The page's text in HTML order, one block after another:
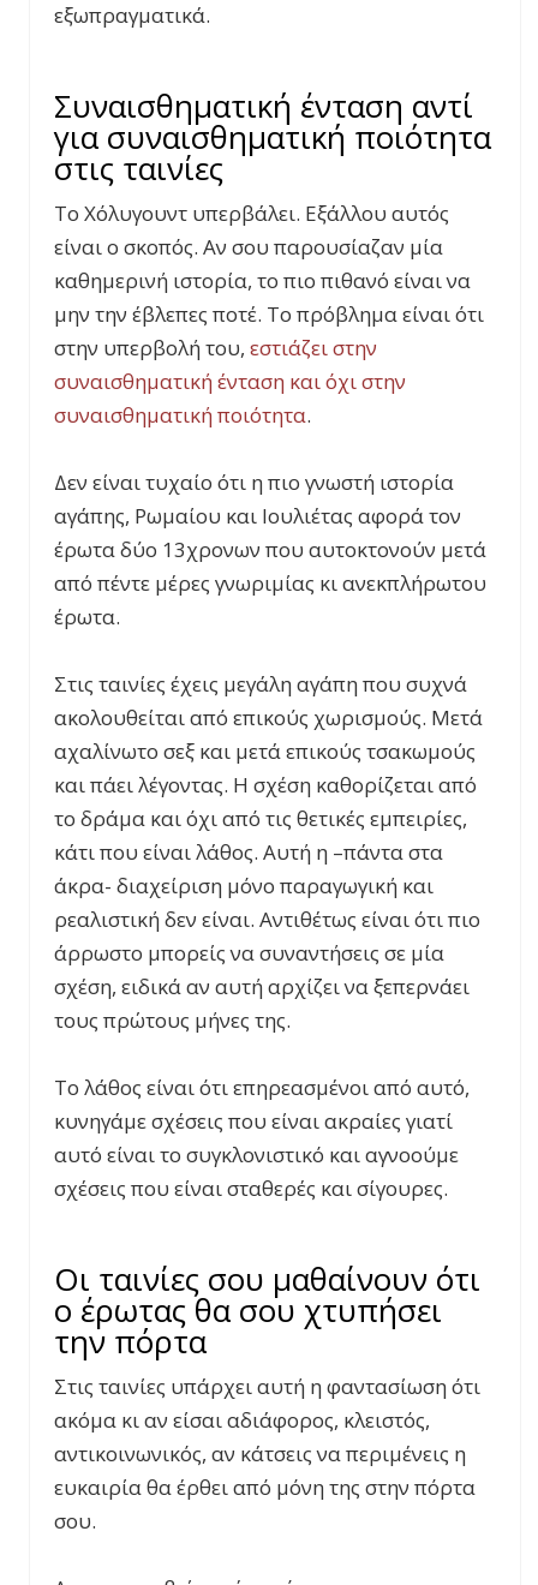
εξωπραγματικά.
Συναισθηματική ένταση αντί
για συναισθηματική ποιότητα
στις ταινίες
Το Χόλυγουντ υπερβάλει. Εξάλλου αυτός
είναι ο σκοπός. Αν σου παρουσίαζαν μία
καθημερινή ιστορία, το πιο πιθανό είναι να
μην την έβλεπες ποτέ. Το πρόβλημα είναι ότι
στην υπερβολή του, εστιάζει στην
συναισθηματική ένταση και όχι στην
συναισθηματική ποιότητα.
Δεν είναι τυχαίο ότι η πιο γνωστή ιστορία
αγάπης, Ρωμαίου και Ιουλιέτας αφορά τον
έρωτα δύο 13χρονων που αυτοκτονούν μετά
από πέντε μέρες γνωριμίας κι ανεκπλήρωτου
έρωτα.
Στις ταινίες έχεις μεγάλη αγάπη που συχνά
ακολουθείται από επικούς χωρισμούς. Μετά
αχαλίνωτο σεξ και μετά επικούς τσακωμούς
και πάει λέγοντας. Η σχέση καθορίζεται από
το δράμα και όχι από τις θετικές εμπειρίες,
κάτι που είναι λάθος. Αυτή η –πάντα στα
άκρα- διαχείριση μόνο παραγωγική και
ρεαλιστική δεν είναι. Αντιθέτως είναι ότι πιο
άρρωστο μπορείς να συναντήσεις σε μία
σχέση, ειδικά αν αυτή αρχίζει να ξεπερνάει
τους πρώτους μήνες της.
Το λάθος είναι ότι επηρεασμένοι από αυτό,
κυνηγάμε σχέσεις που είναι ακραίες γιατί
αυτό είναι το συγκλονιστικό και αγνοούμε
σχέσεις που είναι σταθερές και σίγουρες.
Οι ταινίες σου μαθαίνουν ότι
ο έρωτας θα σου χτυπήσει
την πόρτα
Στις ταινίες υπάρχει αυτή η φαντασίωση ότι
ακόμα κι αν είσαι αδιάφορος, κλειστός,
αντικοινωνικός, αν κάτσεις να περιμένεις η
ευκαιρία θα έρθει από μόνη της στην πόρτα
σου.